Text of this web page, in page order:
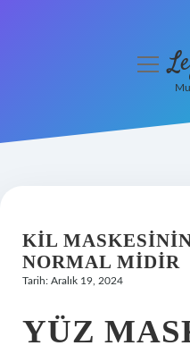
Hakkımızda
KIL
NORMAL MIDIR
Tarih: Aralık 19, 2024
YÜZ